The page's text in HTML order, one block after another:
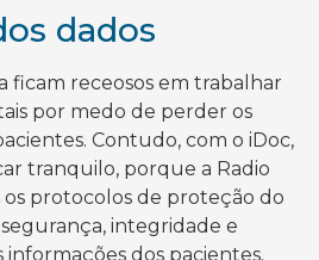
dados
ficam receosos em trabalhar
por medo de perder os
Contudo, com o iDoc,
tranquilo, porque a Radio
protocolos de proteção do
integridade e
dos pacientes.